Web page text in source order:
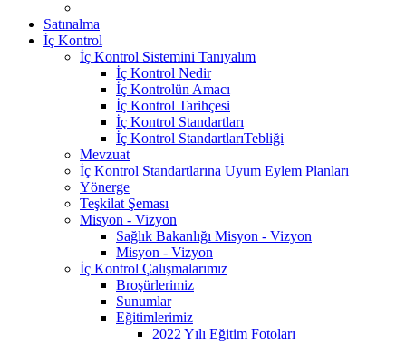
Satınalma
İç Kontrol
İç Kontrol Sistemini Tanıyalım
İç Kontrol Nedir
İç Kontrolün Amacı
İç Kontrol Tarihçesi
İç Kontrol Standartları
İç Kontrol StandartlarıTebliği
Mevzuat
İç Kontrol Standartlarına Uyum Eylem Planları
Yönerge
Teşkilat Şeması
Misyon - Vizyon
Sağlık Bakanlığı Misyon - Vizyon
Misyon - Vizyon
İç Kontrol Çalışmalarımız
Broşürlerimiz
Sunumlar
Eğitimlerimiz
2022 Yılı Eğitim Fotoları